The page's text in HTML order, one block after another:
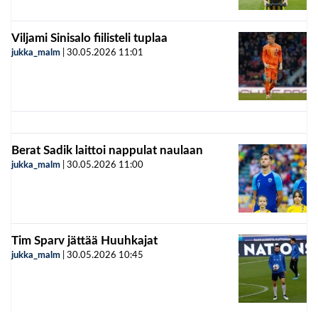
Viljami Sinisalo fiilisteli tuplaa
jukka_malm 30.05.2026 11:01
Berat Sadik laittoi nappulat naulaan
jukka_malm 30.05.2026 11:00
Tim Sparv jättää Huuhkajat
jukka_malm 30.05.2026 10:45